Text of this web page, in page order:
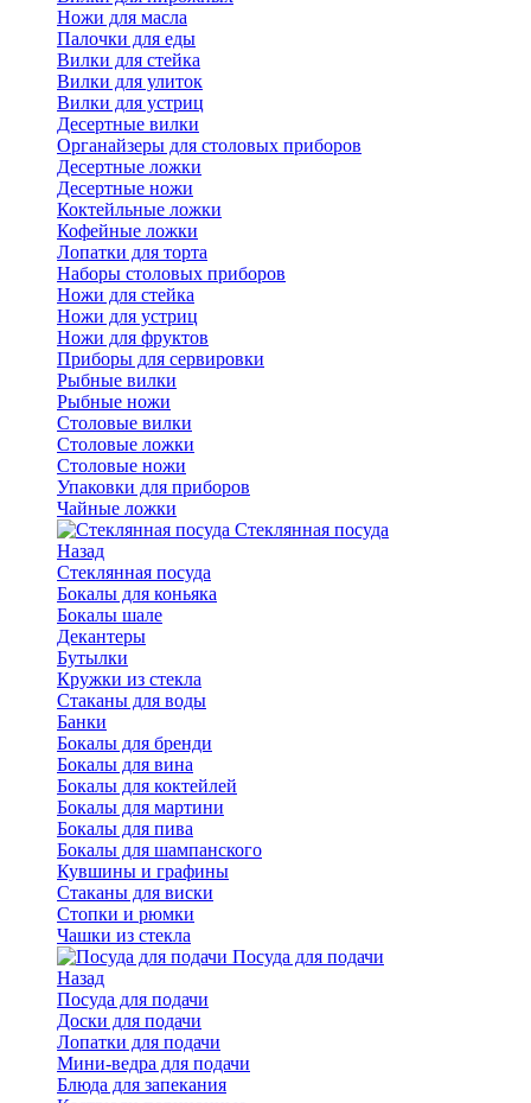
Ножи для масла
Палочки для еды
Вилки для стейка
Вилки для улиток
Вилки для устриц
Десертные вилки
Органайзеры для столовых приборов
Десертные ложки
Десертные ножи
Коктейльные ложки
Кофейные ложки
Лопатки для торта
Наборы столовых приборов
Ножи для стейка
Ножи для устриц
Ножи для фруктов
Приборы для сервировки
Рыбные вилки
Рыбные ножи
Столовые вилки
Столовые ложки
Столовые ножи
Упаковки для приборов
Чайные ложки
Стеклянная посуда
Назад
Стеклянная посуда
Бокалы для коньяка
Бокалы шале
Декантеры
Бутылки
Кружки из стекла
Стаканы для воды
Банки
Бокалы для бренди
Бокалы для вина
Бокалы для коктейлей
Бокалы для мартини
Бокалы для пива
Бокалы для шампанского
Кувшины и графины
Стаканы для виски
Стопки и рюмки
Чашки из стекла
Посуда для подачи
Назад
Посуда для подачи
Доски для подачи
Лопатки для подачи
Мини-ведра для подачи
Блюда для запекания